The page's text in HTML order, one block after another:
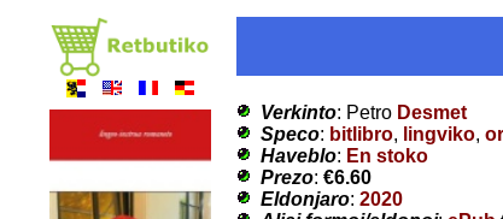
Verkinto: Petro Desmet
Speco: bitlibro, lingviko,
Haveblo: En stoko
Prezo: €6.60
Eldonjaro: 2020